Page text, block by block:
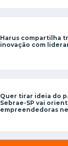
Harus compartilha
inovação com
Quer tirar ideia do
Sebrae-SP vai
empreendedoras